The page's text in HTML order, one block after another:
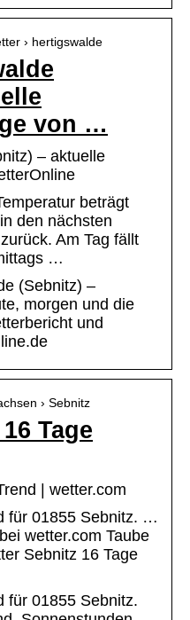
› hertigswalde
von …
– aktuelle
beträgt
den nächsten
Am Tag fällt
…
(Sebnitz) –
morgen und die
und
› Sebnitz
Tage
| wetter.com
für 01855 Sebnitz. …
wetter.com Taube
Sebnitz 16 Tage
für 01855 Sebnitz.